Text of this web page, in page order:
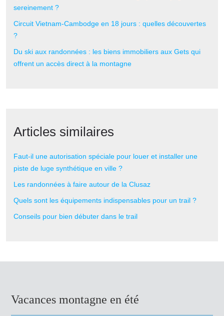
sereinement ?
Circuit Vietnam-Cambodge en 18 jours : quelles découvertes
?
Du ski aux randonnées : les biens immobiliers aux Gets qui
offrent un accès direct à la montagne
Articles similaires
Faut-il une autorisation spéciale pour louer et installer une
piste de luge synthétique en ville ?
Les randonnées à faire autour de la Clusaz
Quels sont les équipements indispensables pour un trail ?
Conseils pour bien débuter dans le trail
Vacances montagne en été